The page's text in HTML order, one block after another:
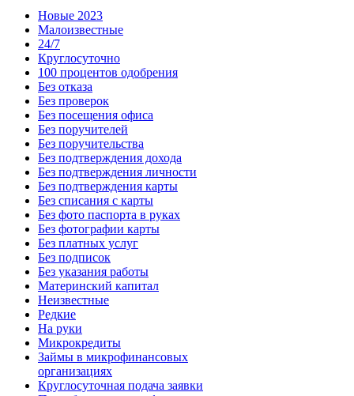
Новые 2023
Малоизвестные
24/7
Круглосуточно
100 процентов одобрения
Без отказа
Без проверок
Без посещения офиса
Без поручителей
Без поручительства
Без подтверждения дохода
Без подтверждения личности
Без подтверждения карты
Без списания с карты
Без фото паспорта в руках
Без фотографии карты
Без платных услуг
Без подписок
Без указания работы
Материнский капитал
Неизвестные
Редкие
На руки
Микрокредиты
Займы в микрофинансовых
организациях
Круглосуточная подача заявки